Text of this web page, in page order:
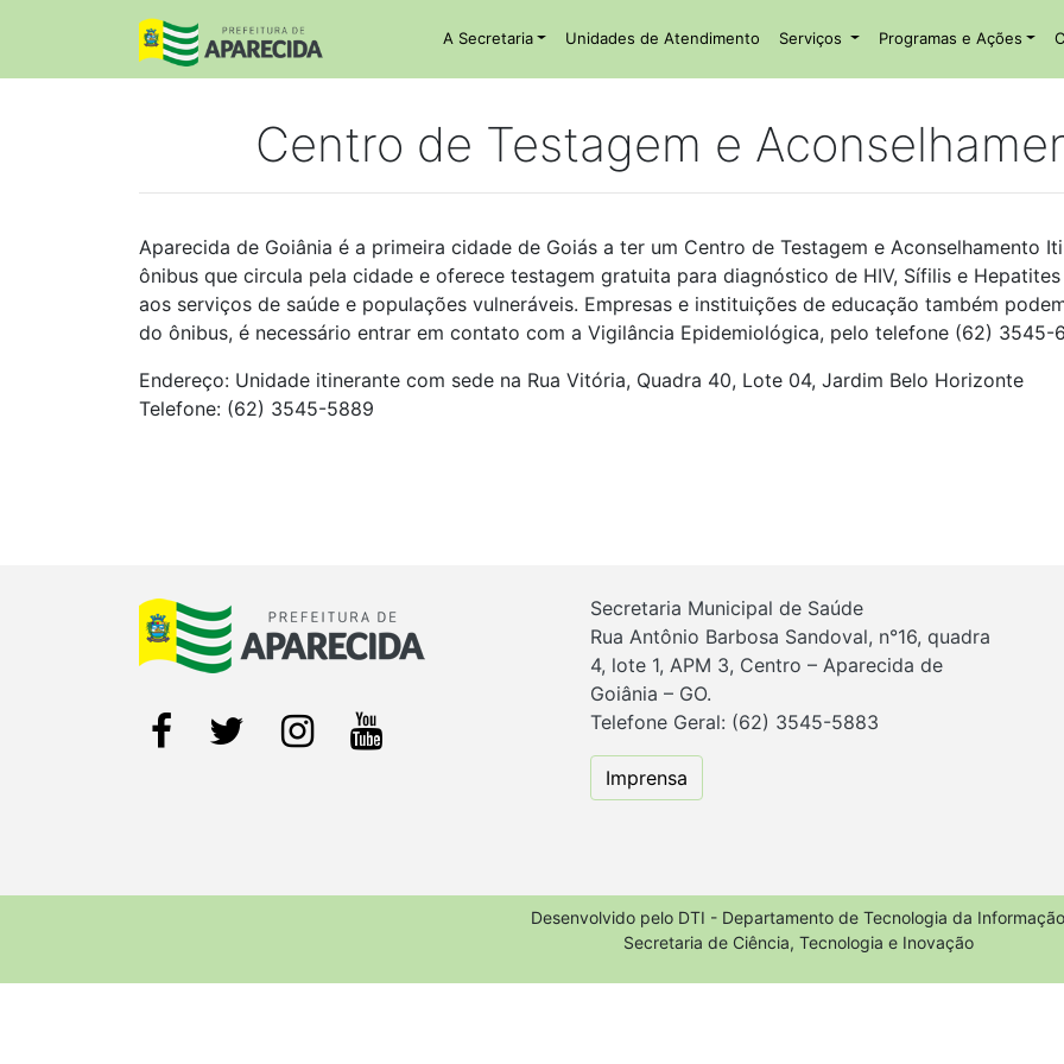
A Secretaria Unidades de Atendimento Serviços Programas e Ações
Centro de Testagem e
Aparecida de Goiânia é a primeira cidade de Goiás a ter um Centro de Testagem e Aconselhamento
ônibus que circula pela cidade e oferece testagem gratuita para diagnóstico de HIV, Sífilis e
aos serviços de saúde e populações vulneráveis. Empresas e instituições de educação também
do ônibus, é necessário entrar em contato com a Vigilância Epidemiológica, pelo telefone (62) 3545-
Endereço: Unidade itinerante com sede na Rua Vitória, Quadra 40, Lote 04, Jardim Belo Horizonte
Telefone: (62) 3545-5889
Secretaria Municipal de Saúde
Rua Antônio Barbosa Sandoval, n°16, quadra
4, lote 1, APM 3, Centro – Aparecida de
Goiânia – GO.
Telefone Geral: (62) 3545-5883
Imprensa
Desenvolvido pelo DTI - Departamento de Tecnologia da Informação
Secretaria de Ciência, Tecnologia e Inovação